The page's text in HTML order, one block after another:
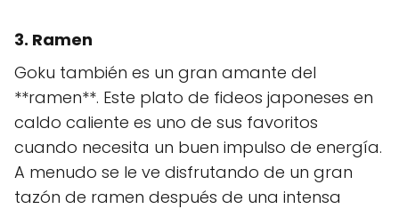
3. Ramen
Goku también es un gran amante del
**ramen**. Este plato de fideos japoneses en
caldo caliente es uno de sus favoritos
cuando necesita un buen impulso de energía.
A menudo se le ve disfrutando de un gran
tazón de ramen después de una intensa